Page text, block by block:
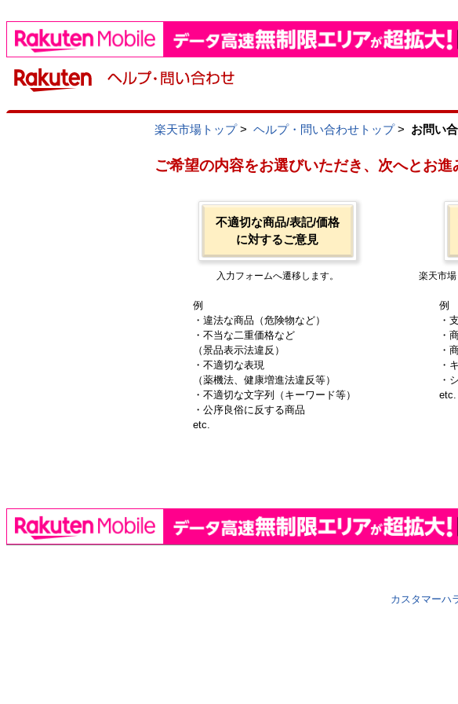
楽天市場トップ> ヘルプ・問い合わせトップ> お問い
ご希望の内容をお選びいただき、次へとお進
不適切な商品/表記/価格
に対するご意見
入力フォームへ遷移します。
例
・違法な商品（危険物など）
・不当な二重価格など
（景品表示法違反）
・不適切な表現
（薬機法、健康増進法違反等）
・不適切な文字列（キーワード等）
・公序良俗に反する商品
etc.
楽天市場
例
・
・
・
・
・
etc.
カスタマーハ